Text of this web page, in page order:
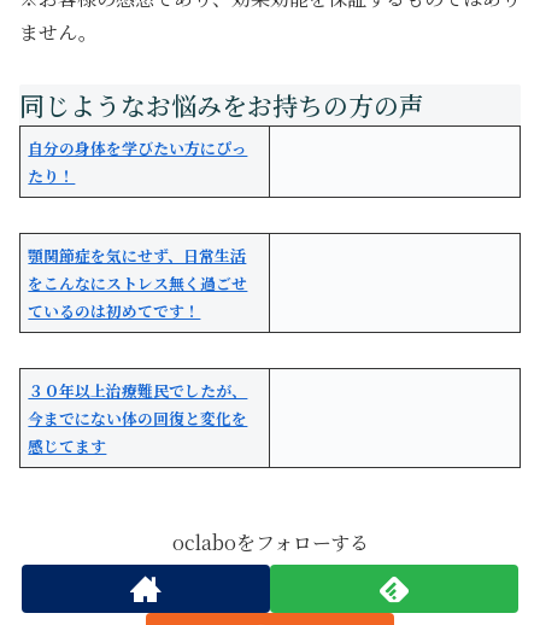
ません。
自分の身体を学びたい方にぴっ
たり！
顎関節症を気にせず、日常生活
をこんなにストレス無く過ごせ
ているのは初めてです！
３０年以上治療難民でしたが、
今までにない体の回復と変化を
感じてます
oclaboをフォローする